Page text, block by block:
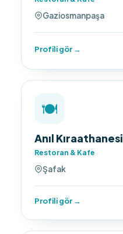
Gaziosmanpaşa
Profili gör →
🍽️
Anıl Kıraathanesi
Restoran & Kafe
Şafak
Profili gör →